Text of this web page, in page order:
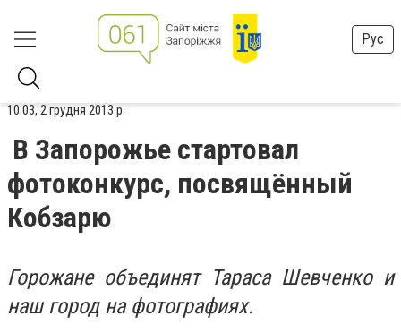
Рус
10:03, 2 грудня 2013 р.
В Запорожье стартовал
фотоконкурс, посвящённый
Кобзарю
Горожане объединят Тараса Шевченко и
наш город на фотографиях.